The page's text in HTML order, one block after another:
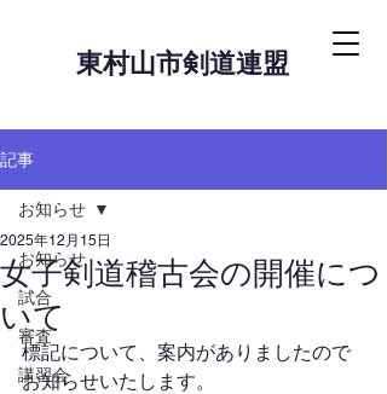
東村山市剣道連盟
記事
お知らせ
試合
審査
講習会
お知らせ
女子剣道稽古会の開催につ
いて
2025年12月15日
標記について、案内がありましたので
お知らせいたします。